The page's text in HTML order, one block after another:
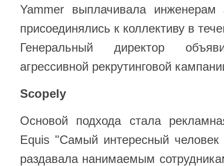
Yammer выплачивала
присоединялись к коллективу в
Генеральный директор
агрессивной рекрутинговой
Scopely
Основой подхода стала
Equis "Самый интересный
раздавала нанимаемым